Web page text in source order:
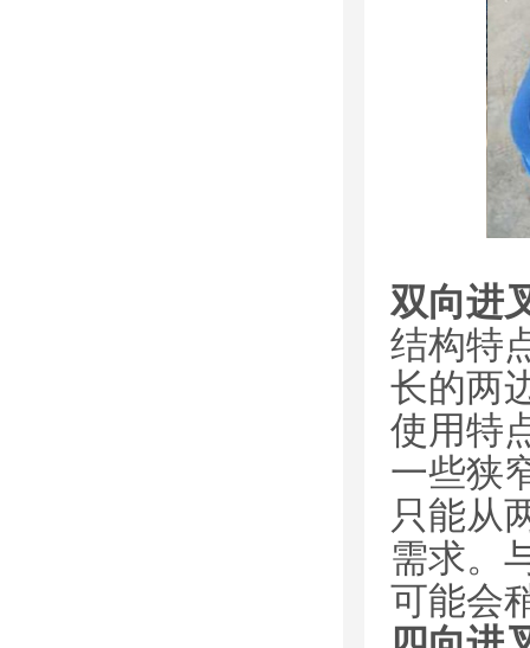
双向进
结构特
长的两
使用特
一些狭
只能从
需求。
可能会